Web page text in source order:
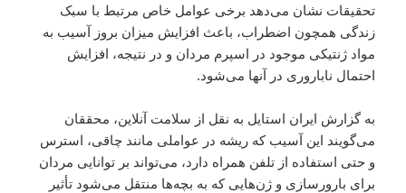
تحقیقات نشان می‌دهد برخی عوامل خاص مرتبط با سبک
زندگی همچون اضطراب، باعث افزایش میزان بروز آسیب به
مواد ژنتیکی موجود در اسپرم مردان و در نتیجه، افزایش
احتمال ناباروری در آنها می‌شود.
به گزارش ایران استایل به نقل از سلامت آنلاین، محققان
می‌گویند این آسیب که ریشه در عواملی مانند چاقی، استرس
و حتی استفاده از تلفن همراه دارد، می‌تواند بر توانایی مردان
برای بارورسازی و ژن‌هایی که به بچه‌ها منتقل می‌شود تأثیر